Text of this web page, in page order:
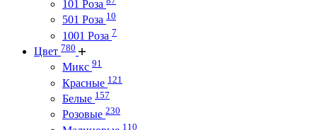
101 Роза
501 Роза 10
1001 Роза 7
Цвет 780
Микс 91
Красные 121
Белые 157
Розовые 230
110